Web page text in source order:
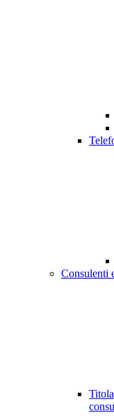
Consulenti